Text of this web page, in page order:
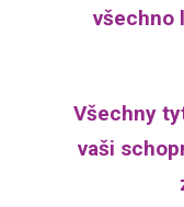
všechno
Všechny
vaši